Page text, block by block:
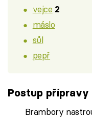
vejce 2
máslo
sůl
pepř
Postup přípravy
Brambory